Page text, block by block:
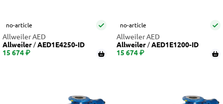
no-article
Allweiler AED
Allweiler
AED1E4250-ID
15 674 ₽
no-article
Allweiler AED
Allweiler
AED1E1200-ID
15 674 ₽